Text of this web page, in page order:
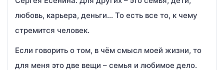
любовь, карьера, деньги… То есть все то, к чему
стремится человек.
Если говорить о том, в чём смысл моей жизни, то
для меня это две вещи – семья и любимое дело.